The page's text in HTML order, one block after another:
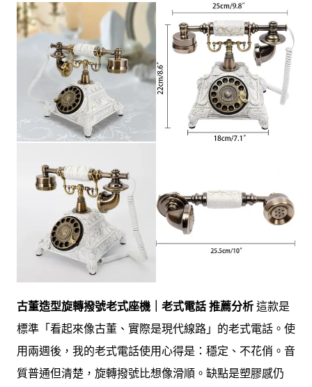
古董造型旋轉撥號老式座機｜老式電話 推薦分析 這款是
標準「看起來像古董、實際是現代線路」的老式電話。使
用兩週後，我的老式電話使用心得是：穩定、不花俏。音
質普通但清楚，旋轉撥號比想像滑順。缺點是塑膠感仍